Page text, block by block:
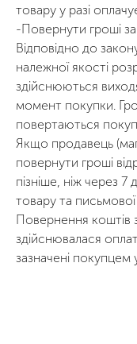
товару у разі
-Повернути гроші
Відповідно до
належної якості
здійснюються
момент покупки.
повертаються
Якщо продавець
повернути гроші
пізніше, ніж через
товару та
Повернення коштів
здійснювалася
зазначені покупцем